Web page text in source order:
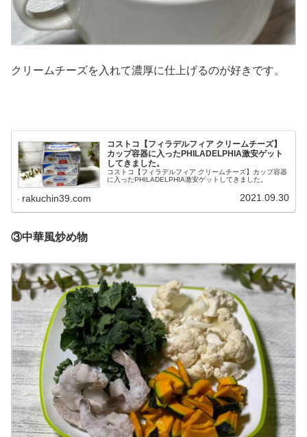
クリームチーズを入れて濃厚に仕上げるのが好きです。
コストコ【フィラデルフィア クリームチーズ】
カップ容器に入ったPHILADELPHIA激安ゲット
してきました。
コストコ【フィラデルフィア クリームチーズ】カップ容器
に入ったPHILADELPHIA激安ゲットしてきました。
rakuchin39.com 2021.09.30
③中華風炒め物